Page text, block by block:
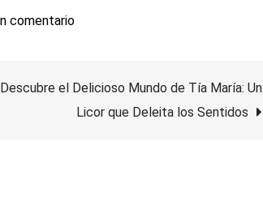
comentarioen
Excelencia:
Descubre
Descubre el Delicioso Mundo de Tía María: Un
Licor que Deleita los Sentidos